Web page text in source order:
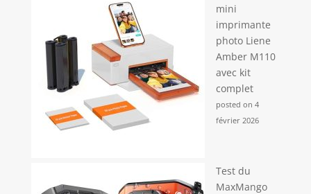
mini
imprimante
photo Liene
Amber M110
avec kit
complet
posted on 4
février 2026
Test du
MaxMango